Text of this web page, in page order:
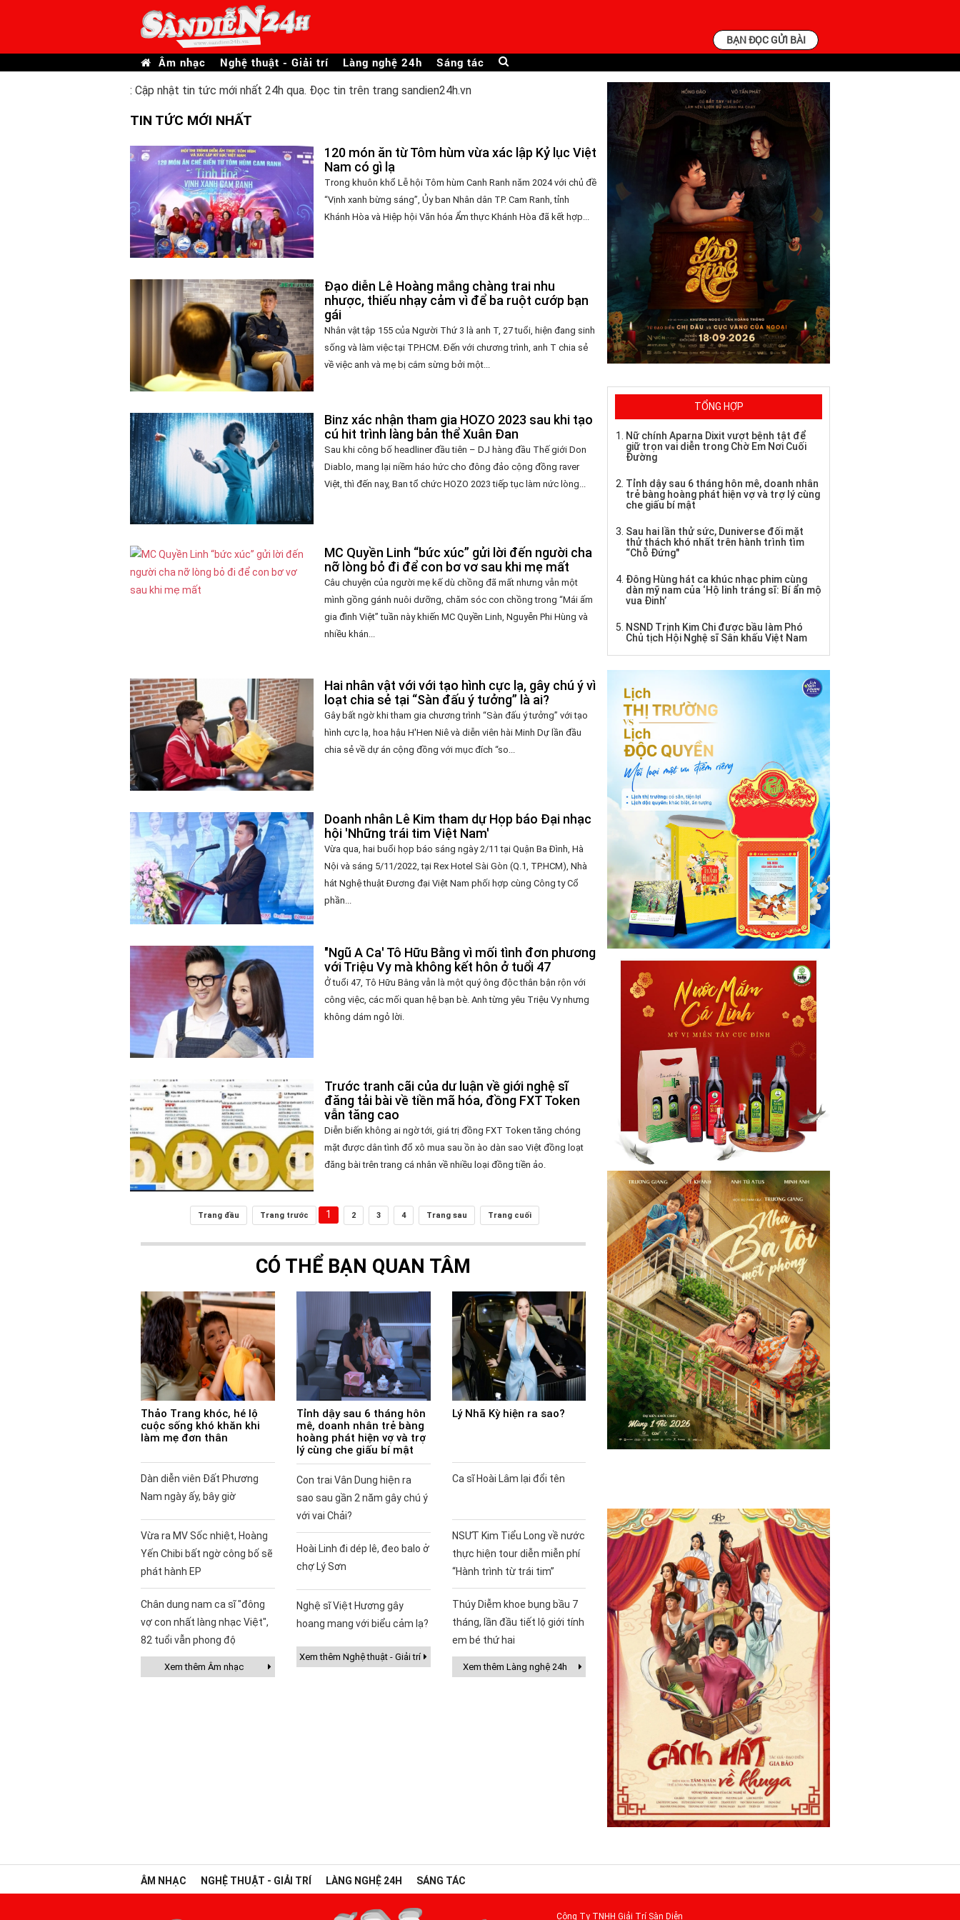
BẠN ĐỌC GỬI BÀI
Âm nhạc Nghệ thuật - Giải trí Làng nghệ 24h Sáng tác
: Cập nhật tin tức mới nhất 24h qua. Đọc tin trên trang sandien24h.vn
TIN TỨC MỚI NHẤT
120 món ăn từ Tôm hùm vừa xác lập Kỷ lục Việt
Nam có gì lạ
Trong khuôn khổ Lễ hội Tôm hùm Canh Ranh năm 2024 với chủ đề
“Vịnh xanh bừng sáng”, Ủy ban Nhân dân TP. Cam Ranh, tỉnh
Khánh Hòa và Hiệp hội Văn hóa Ẩm thực Khánh Hòa đã kết hợp...
Đạo diễn Lê Hoàng mắng chàng trai nhu
nhược, thiếu nhạy cảm vì để ba ruột cướp bạn
gái
Nhân vật tập 155 của Người Thứ 3 là anh T, 27 tuổi, hiện đang sinh
sống và làm việc tại TP.HCM. Đến với chương trình, anh T chia sẻ
về việc anh và mẹ bị cắm sừng bởi một...
Binz xác nhận tham gia HOZO 2023 sau khi tạo
cú hit trình làng bản thể Xuân Đan
Sau khi công bố headliner đầu tiên – DJ hàng đầu Thế giới Don
Diablo, mang lại niềm háo hức cho đông đảo cộng đồng raver
Việt, thì đến nay, Ban tổ chức HOZO 2023 tiếp tục làm nức lòng...
MC Quyền Linh “bức xúc” gửi lời đến người cha
nỡ lòng bỏ đi để con bơ vơ sau khi mẹ mất
Câu chuyện của người mẹ kế dù chồng đã mất nhưng vẫn một
mình gồng gánh nuôi dưỡng, chăm sóc con chồng trong “Mái ấm
gia đình Việt” tuần này khiến MC Quyền Linh, Nguyễn Phi Hùng và
nhiều khán...
Hai nhân vật với với tạo hình cực lạ, gây chú ý vì
loạt chia sẻ tại “Sàn đấu ý tưởng” là ai?
Gây bất ngờ khi tham gia chương trình “Sàn đấu ý tưởng” với tạo
hình cực lạ, hoa hậu H'Hen Niê và diễn viên hài Minh Dự lần đầu
chia sẻ về dự án cộng đồng với mục đích “so...
Doanh nhân Lê Kim tham dự Họp báo Đại nhạc
hội 'Những trái tim Việt Nam'
Vừa qua, hai buổi họp báo sáng ngày 2/11 tại Quận Ba Đình, Hà
Nội và sáng 5/11/2022, tại Rex Hotel Sài Gòn (Q.1, TP.HCM), Nhà
hát Nghệ thuật Đương đại Việt Nam phối hợp cùng Công ty Cổ
phần...
"Ngũ A Ca' Tô Hữu Bằng vì mối tình đơn phương
với Triệu Vy mà không kết hôn ở tuổi 47
Ở tuổi 47, Tô Hữu Bằng vẫn là một quý ông độc thân bận rộn với
công việc, các mối quan hệ bạn bè. Anh từng yêu Triệu Vy nhưng
không dám ngỏ lời.
Trước tranh cãi của dư luận về giới nghệ sĩ
đăng tải bài về tiền mã hóa, đồng FXT Token
vẫn tăng cao
Diễn biến không ai ngờ tới, giá trị đồng FXT Token tăng chóng
mặt được dân tình đổ xô mua sau ồn ào dàn sao Việt đồng loạt
đăng bài trên trang cá nhân về nhiều loại đồng tiền ảo.
Trang đầu Trang trước 1 2 3 4 Trang sau Trang cuối
CÓ THỂ BẠN QUAN TÂM
Thảo Trang khóc, hé lộ
cuộc sống khó khăn khi
làm mẹ đơn thân
Dàn diễn viên Đất Phương
Nam ngày ấy, bây giờ
Vừa ra MV Sốc nhiệt, Hoàng
Yến Chibi bất ngờ công bố sẽ
phát hành EP
Chân dung nam ca sĩ "đông
vợ con nhất làng nhạc Việt",
82 tuổi vẫn phong độ
Xem thêm Âm nhạc
Tỉnh dậy sau 6 tháng hôn
mê, doanh nhân trẻ bàng
hoàng phát hiện vợ và trợ
lý cùng che giấu bí mật
Con trai Vân Dung hiện ra
sao sau gần 2 năm gây chú ý
với vai Chải?
Hoài Linh đi dép lê, đeo balo ở
chợ Lý Sơn
Nghệ sĩ Việt Hương gây
hoang mang với biểu cảm lạ?
Xem thêm Nghệ thuật - Giải trí
Lý Nhã Kỳ hiện ra sao?
Ca sĩ Hoài Lâm lại đổi tên
NSƯT Kim Tiểu Long về nước
thực hiện tour diễn miễn phí
“Hành trình từ trái tim”
Thúy Diễm khoe bụng bầu 7
tháng, lần đầu tiết lộ giới tính
em bé thứ hai
Xem thêm Làng nghệ 24h
TỔNG HỢP
Nữ chính Aparna Dixit vượt bệnh tật để
giữ trọn vai diễn trong Chờ Em Nơi Cuối
Đường
Tỉnh dậy sau 6 tháng hôn mê, doanh nhân
trẻ bàng hoàng phát hiện vợ và trợ lý cùng
che giấu bí mật
Sau hai lần thử sức, Duniverse đối mặt
thử thách khó nhất trên hành trình tìm
“Chỗ Đứng"
Đông Hùng hát ca khúc nhạc phim cùng
dàn mỹ nam của ‘Hộ linh tráng sĩ: Bí ẩn mộ
vua Đinh’
NSND Trịnh Kim Chi được bầu làm Phó
Chủ tịch Hội Nghệ sĩ Sân khấu Việt Nam
ÂM NHẠC NGHỆ THUẬT - GIẢI TRÍ LÀNG NGHỆ 24H SÁNG TÁC
Công Ty TNHH Giải Trí Sàn Diễn